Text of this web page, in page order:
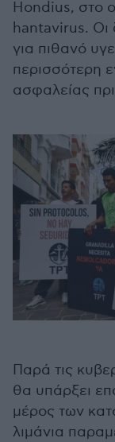
Hondius, στο
hantavirus. Οι
για πιθανό
περισσότερη
ασφαλείας
Παρά τις
θα υπάρξει
μέρος των
λιμάνια